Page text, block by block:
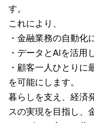
す。
これにより、
・金融業務の自動化
・データとAIを活用
・顧客一人ひとりに
を可能にします。
暮らしを支え、経済
スの実現を目指し、